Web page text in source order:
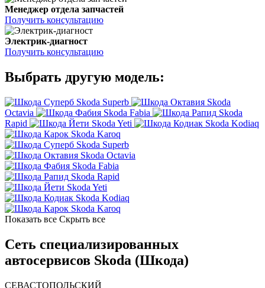
Менеджер отдела запчастей
Получить консультацию
Электрик-диагност
Получить консультацию
Выбрать другую модель:
Skoda Superb
Skoda
Octavia
Skoda Fabia
Skoda
Rapid
Skoda Yeti
Skoda Kodiaq
Skoda Karoq
Skoda Superb
Skoda Octavia
Skoda Fabia
Skoda Rapid
Skoda Yeti
Skoda Kodiaq
Skoda Karoq
Показать все Скрыть все
Сеть специализированных
автосервисов Skoda (Шкода)
СЕВАСТОПОЛЬСКИЙ